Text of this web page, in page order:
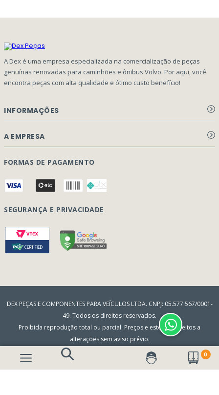
0
A Dex é uma empresa especializada na comercialização de peças
genuínas renovadas para caminhões e ônibus Volvo. Por aqui, você
encontra peças com alta qualidade e ótimo custo benefício!
INFORMAÇÕES
Aviso de privacidade Dex Peças
Perguntas Frequentes
Formulário Garantia/Devolução
Rastreamento de pedidos
Vendas: (41) 3317-7470
A EMPRESA
Página Principal
Quem Somos
Contato
Blog
FORMAS DE PAGAMENTO
SEGURANÇA E PRIVACIDADE
DEX PEÇAS E COMPONENTES PARA VEÍCULOS LTDA. CNPJ: 05.577.567/0001-
49. Todos os direitos reservados.
Proibida reprodução total ou parcial. Preços e estoque sujeitos a
alterações sem aviso prévio.